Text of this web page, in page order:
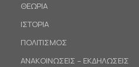
ΘΕΩΡΙΑ
ΙΣΤΟΡΙΑ
ΠΟΛΙΤΙΣΜΟΣ
ΑΝΑΚΟΙΝΩΣΕΙΣ – ΕΚΔΗΛΩΣΕΙΣ